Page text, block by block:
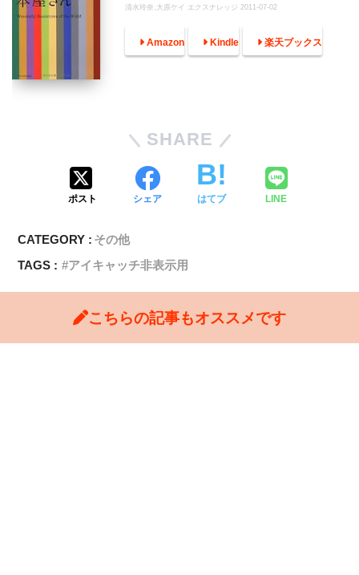
清水玲奈,大原ケイ エクスナレッジ 2011-07-02
Amazon Kindle 楽天ブックス
SHARE
ポスト シェア はてブ LINE
CATEGORY : その他
TAGS :
アイキャッチ非表示用
こちらの記事もオススメです